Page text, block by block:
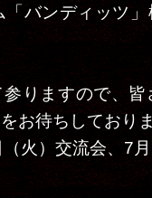
「バンディッツ
りますので、
お待ちしており
火）交流会、7